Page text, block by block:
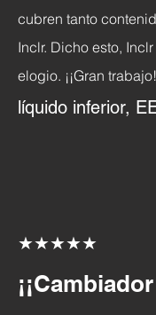
cubren tanto
Inclr. Dicho esto,
elogio. ¡¡Gran
líquido inferior,
★★★★★